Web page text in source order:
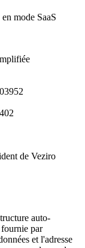
mode SaaS
de Veziro
auto-
par
et l'adresse